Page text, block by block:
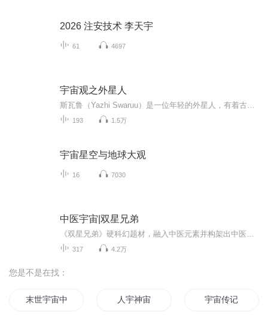
2026 注安技术 李天宇
61 4697
宇宙观之外星人
193 1.5万
宇宙星空与地球大观
16 7030
中医宇宙|双星兄弟
317 4.2万
您是不是在找：
末世宇宙中心 人宇神宙 宇宙传记